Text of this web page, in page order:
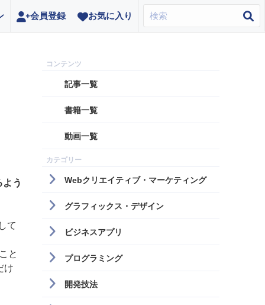
会員登録 お気に入り
う
て
と
け
記事一覧
書籍一覧
動画一覧
Webクリエイティブ・マーケティング
グラフィックス・デザイン
ビジネスアプリ
プログラミング
開発技法